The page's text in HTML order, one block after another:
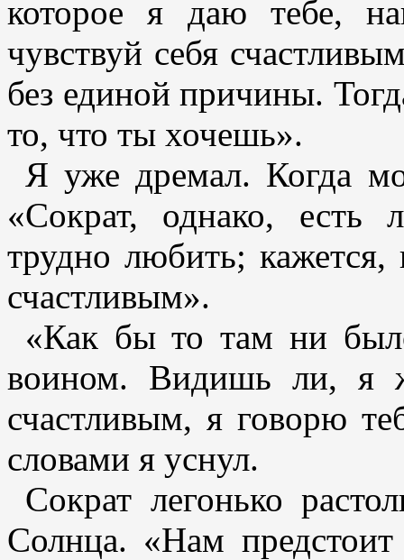
которое я даю тебе,
чувствуй себя
без единой причины.
то, что ты хочешь».
Я уже дремал. Когда
«Сократ, однако,
трудно любить; кажется,
счастливым».
«Как бы то там ни
воином. Видишь ли, я
счастливым, я говорю
словами я уснул.
Сократ легонько
Солнца. «Нам